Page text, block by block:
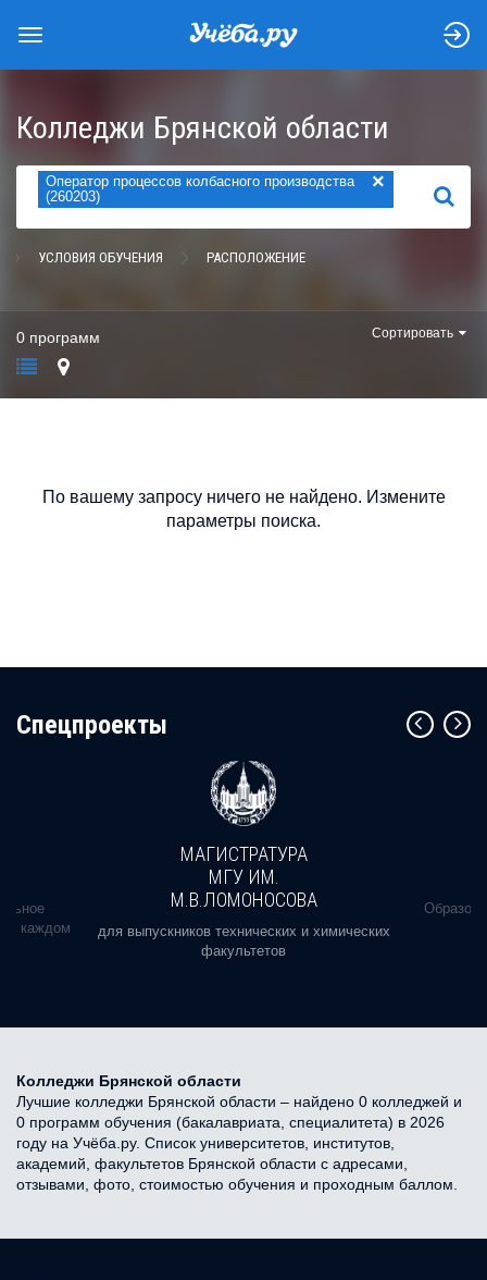
Колледжи Брянской области
Оператор процессов колбасного производства
(260203)
×
НАЙТИ
УСЛОВИЯ ОБУЧЕНИЯ РАСПОЛОЖЕНИЕ
0 программ Сортировать
По вашему запросу ничего не найдено. Измените
параметры поиска.
Cпецпроекты
в каждом
МАГИСТРАТУРА
МГУ ИМ.
М.В.ЛОМОНОСОВА
для выпускников технических и химических
факультетов
Колледжи Брянской области
Лучшие колледжи Брянской области – найдено 0 колледжей и
0 программ обучения (бакалавриата, специалитета) в 2026
году на Учёба.ру. Список университетов, институтов,
академий, факультетов Брянской области с адресами,
отзывами, фото, стоимостью обучения и проходным баллом.